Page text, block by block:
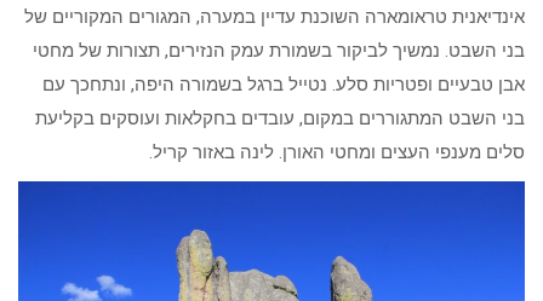
אינדיאנית טראומארה השוכנת עדיין במערה, המגורים המקוריים של
בני השבט. נמשיך לביקור בשמורת עמק הנזירים, תצורות של מחטי
אבן טבעיים ופטריות סלע. נטייל ברגל בשמורה היפה, ונתחכך עם
בני השבט המתגוררים במקום, עובדים בחקלאות ועוסקים בקליעת
סלים מענפי העצים ומחטי האורן. לינה באזור קריל.